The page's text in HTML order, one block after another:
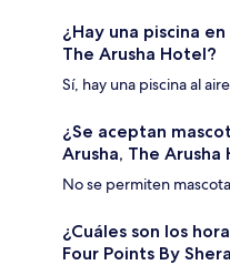
¿Hay una piscina
The Arusha Hotel?
Sí, hay una piscina al
¿Se aceptan
Arusha, The Arusha
No se permiten
¿Cuáles son los
Four Points By